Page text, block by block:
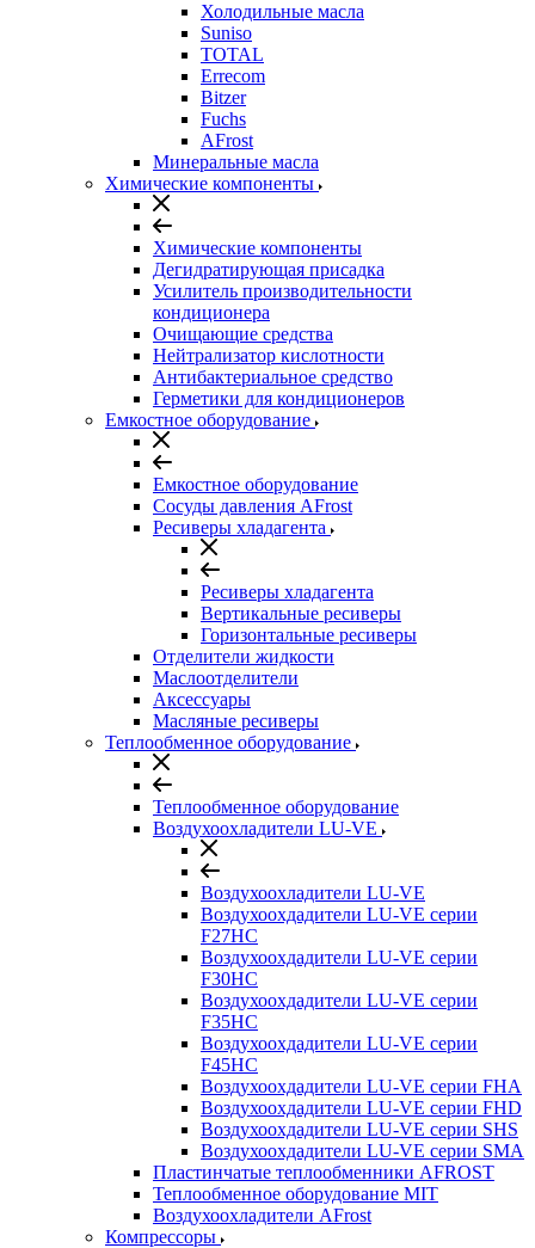
Холодильные масла
Suniso
TOTAL
Errecom
Bitzer
Fuchs
AFrost
Минеральные масла
Химические компоненты
Химические компоненты
Дегидратирующая присадка
Усилитель производительности
кондиционера
Очищающие средства
Нейтрализатор кислотности
Антибактериальное средство
Герметики для кондиционеров
Емкостное оборудование
Емкостное оборудование
Сосуды давления AFrost
Ресиверы хладагента
Ресиверы хладагента
Вертикальные ресиверы
Горизонтальные ресиверы
Отделители жидкости
Маслоотделители
Аксессуары
Масляные ресиверы
Теплообменное оборудование
Теплообменное оборудование
Воздухоохладители LU-VE
Воздухоохладители LU-VE
Воздухоохдадители LU-VE серии
F27HC
Воздухоохдадители LU-VE серии
F30HC
Воздухоохдадители LU-VE серии
F35HC
Воздухоохдадители LU-VE серии
F45HC
Воздухоохдадители LU-VE серии FHA
Воздухоохдадители LU-VE серии FHD
Воздухоохдадители LU-VE серии SHS
Воздухоохдадители LU-VE серии SMA
Пластинчатые теплообменники AFROST
Теплообменное оборудование MIT
Воздухоохладители AFrost
Компрессоры